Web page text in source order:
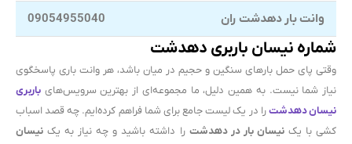
وانت بار دهدشت ران 09054955040
شماره نیسان باربری دهدشت
وقتی پای حمل بارهای سنگین و حجیم در میان باشد، هر وانت باری پاسخگوی
نیاز شما نیست. به همین دلیل، ما مجموعه‌ای از بهترین سرویس‌های باربری
نیسان دهدشترا در یک لیست جامع برای شما فراهم کرده‌ایم. چه قصد اسباب
کشی با یکنیسان بار در دهدشت را داشته باشید و چه نیاز به یک نیسان